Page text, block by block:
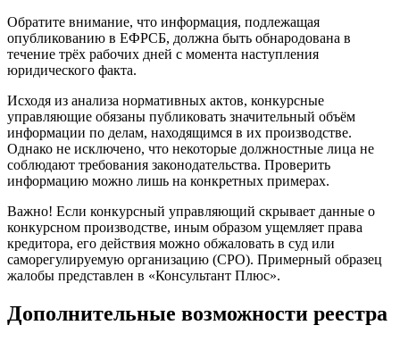
Обратите внимание, что информация, подлежащая
опубликованию в ЕФРСБ, должна быть обнародована в
течение трёх рабочих дней с момента наступления
юридического факта.
Исходя из анализа нормативных актов, конкурсные
управляющие обязаны публиковать значительный объём
информации по делам, находящимся в их производстве.
Однако не исключено, что некоторые должностные лица не
соблюдают требования законодательства. Проверить
информацию можно лишь на конкретных примерах.
Важно! Если конкурсный управляющий скрывает данные о
конкурсном производстве, иным образом ущемляет права
кредитора, его действия можно обжаловать в суд или
саморегулируемую организацию (СРО). Примерный образец
жалобы представлен в «Консультант Плюс».
Дополнительные возможности реестра